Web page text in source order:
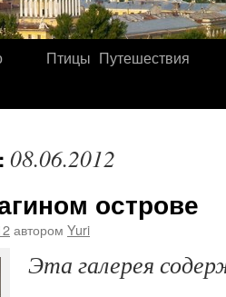
Птицы Путешествия
08.06.2012
острове
автором Yuri
Эта галерея